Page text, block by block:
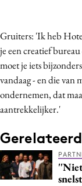
Customer
Data & Insights
Design
Digital
Diversiteit
Gedragsverandering
Influencer
Interne
Gruiters: 'Ik heb
je een creatief
moet je iets
vandaag - en die van
ondernemen, dat
aantrekkelijker.'
Gerelateerd